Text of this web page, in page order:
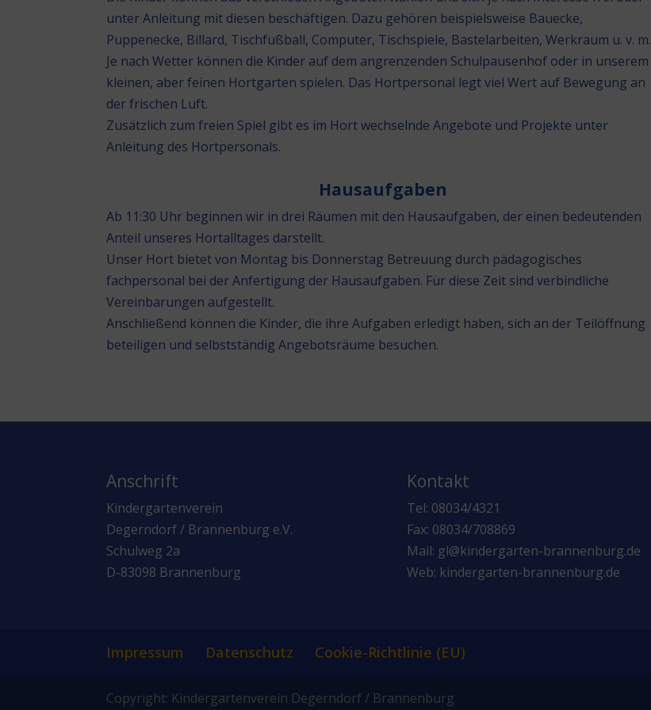
unter Anleitung mit diesen beschäftigen. Dazu gehören beispielsweise Bauecke,
Puppenecke, Billard, Tischfußball, Computer, Tischspiele, Bastelarbeiten, Werkraum u. v. m.
Je nach Wetter können die Kinder auf dem angrenzenden Schulpausenhof oder in unserem
kleinen, aber feinen Hortgarten spielen. Das Hortpersonal legt viel Wert auf Bewegung an
der frischen Luft.
Zusätzlich zum freien Spiel gibt es im Hort wechselnde Angebote und Projekte unter
Anleitung des Hortpersonals.
Hausaufgaben
Ab 11:30 Uhr beginnen wir in drei Räumen mit den Hausaufgaben, der einen bedeutenden
Anteil unseres Hortalltages darstellt.
Unser Hort bietet von Montag bis Donnerstag Betreuung durch pädagogisches
fachpersonal bei der Anfertigung der Hausaufgaben. Für diese Zeit sind verbindliche
Vereinbarungen aufgestellt.
Anschließend können die Kinder, die ihre Aufgaben erledigt haben, sich an der Teilöffnung
beteiligen und selbstständig Angebotsräume besuchen.
Anschrift
Kindergartenverein
Degerndorf / Brannenburg e.V.
Schulweg 2a
D-83098 Brannenburg
Kontakt
Tel: 08034/4321
Fax: 08034/708869
Mail: gl@kindergarten-brannenburg.de
Web: kindergarten-brannenburg.de
Impressum Datenschutz Cookie-Richtlinie (EU)
Copyright: Kindergartenverein Degerndorf / Brannenburg